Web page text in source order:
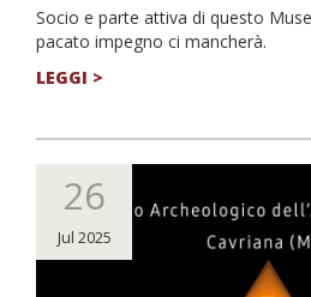
Socio e parte attiva di questo
pacato impegno ci mancherà.
LEGGI >
26
Jul 2025